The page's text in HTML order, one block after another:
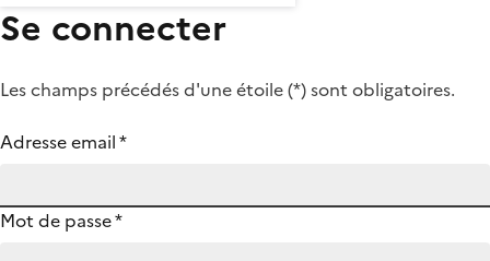
Se connecter
Les champs précédés d'une étoile (*) sont obligatoires.
Adresse email*
Mot de passe*